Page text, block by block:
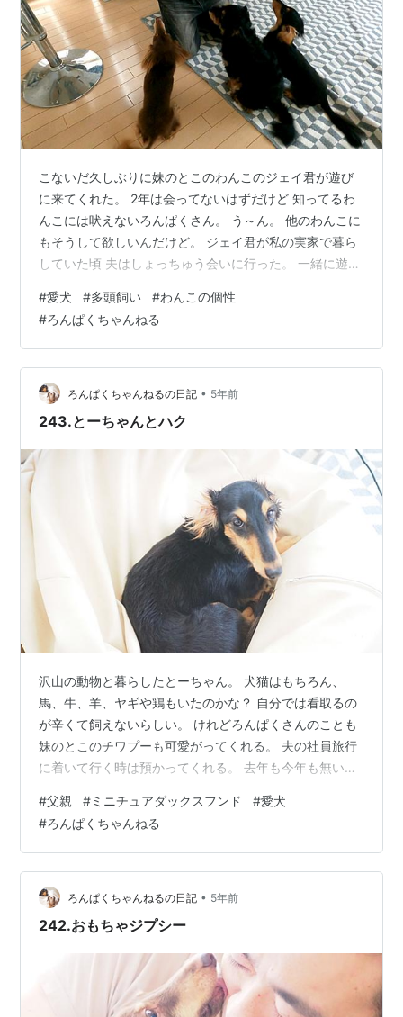
こないだ久しぶりに妹のとこのわんこのジェイ君が遊び
に来てくれた。 2年は会ってないはずだけど 知ってるわ
んこには吠えないろんぱくさん。 う～ん。 他のわんこに
もそうして欲しいんだけど。 ジェイ君が私の実家で暮ら
していた頃 夫はしょっちゅう会いに行った。 一緒に遊ん
前の話。 よっぽどわんこが好きなんだよね。 別に実家と
仲良くもないのに。 妹たちはちょっと神経質なジェイ君
を 実家に預ける事がある。 そんな話をすると うちに来
ればいいのに と無責任な事を言う。 お散歩のテンポも少
し違うから 一人で一緒に全員の散歩は難しい。 ご飯やお
やつの食べ方も違…
#愛犬 #多頭飼い #わんこの個性
#ろんぱくちゃんねる
ろんぱくちゃんねるの日記 • 5年前
243.とーちゃんとハク
沢山の動物と暮らしたとーちゃん。 犬猫はもちろん、
馬、牛、羊、ヤギや鶏もいたのかな？ 自分では看取るの
が辛くて飼えないらしい。 けれどろんぱくさんのことも
妹のとこのチワプーも可愛がってくれる。 夫の社員旅行
に着いて行く時は預かってくれる。 去年も今年も無いけ
けど とーちゃんは隠居さんだから 一日中べったりしてい
られて ハクさんは飼い主の事よりも好き。 一緒に昼寝し
て一緒に散歩して 一緒にご飯を食べて 一緒のベッドでま
ったり。 こないだ久しぶりに実家に行ったら ハクさんの
とーちゃんへの甘えん坊ぶりが 可愛くて妬けた。 わんこ
を外飼いしてるの…
#父親 #ミニチュアダックスフンド #愛犬
#ろんぱくちゃんねる
ろんぱくちゃんねるの日記 • 5年前
242.おもちゃジプシー